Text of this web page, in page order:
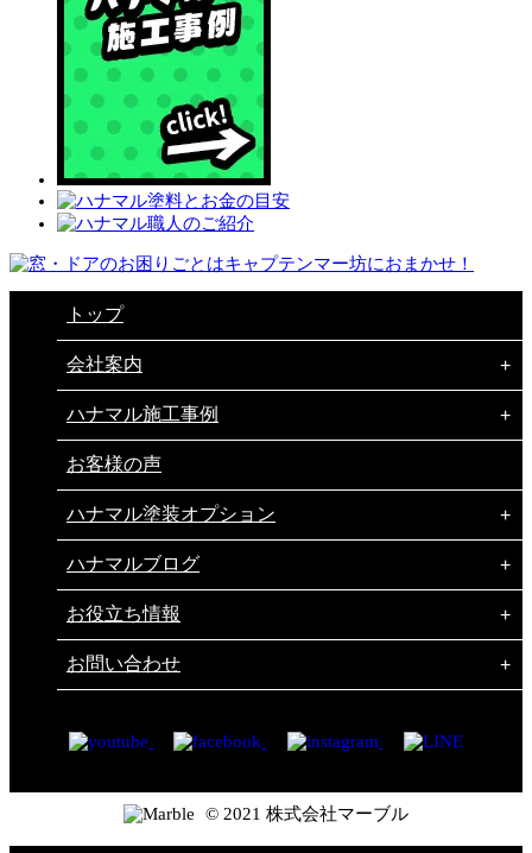
トップ
会社案内
ハナマル施工事例
お客様の声
ハナマル塗装オプション
ハナマルブログ
お役立ち情報
お問い合わせ
© 2021 株式会社マーブル